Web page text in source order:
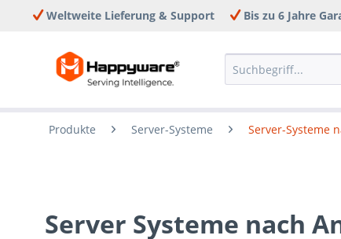
Weltweite Lieferung & Support Bis zu 6 Jahre
Produkte Server-Systeme Server-Systeme
Server Systeme nach